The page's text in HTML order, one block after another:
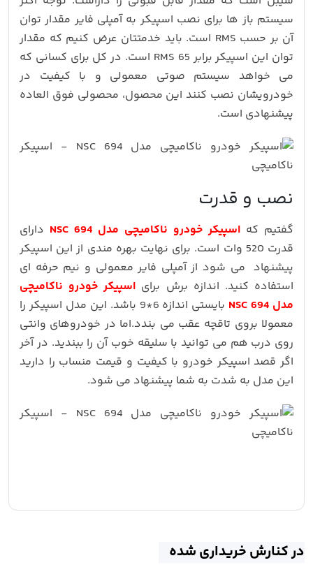
سیستم باز ها برای نصب اسپیکر به آمپلی فایر مقدار توان
آن بر حسب RMS است. باید خدمتتان عرض کنیم که مقدار
توان این اسپیکر برابر 65 RMS است. در کل برای کسانی که
می خواهد سیستم صوتی معمولی و با کیفیت در
خودرویشان نصب کنند این محصول، محصولی فوق العاده
پیشنهادی است.
نصب و قدرت
گفتیم که اسپیکر خودرو ناکامیچی مدل NSC 694
دارای
قدرت 520 وات است. برای نهایت بهره مندی از این اسپیکر
پیشنهاد می شود از آمپلی فایر معمولی و نیم حرفه ای
استفاده کنید. اندازه برش برای اسپیکر خودرو ناکامیچی
مدل NSC 694
بایستی اندازه 6*9 باشد. این مدل اسپیکر را
معمولا بروی تاقچه عقب می بندد.اما در خودروهای وانتی
روی درب هم می توانید با سلیقه خوب آن را ببندید. در آخر
اگر قصد اسپیکر خودرو با کیفیت و قیمت منساب را دارید
این مدل به شدت به شما پیشنهاد می شود.
در کنارش خریداری شده